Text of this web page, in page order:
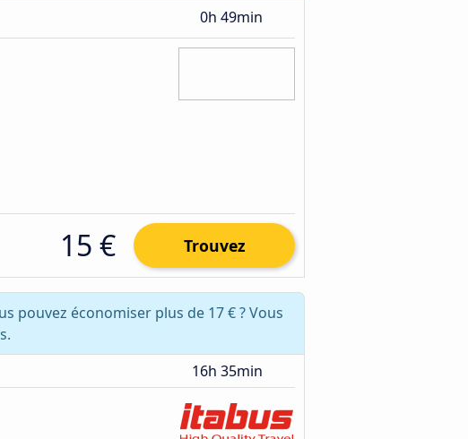
0h 49min
15 € Trouvez
pouvez économiser plus de 17 € ? Vous
16h 35min